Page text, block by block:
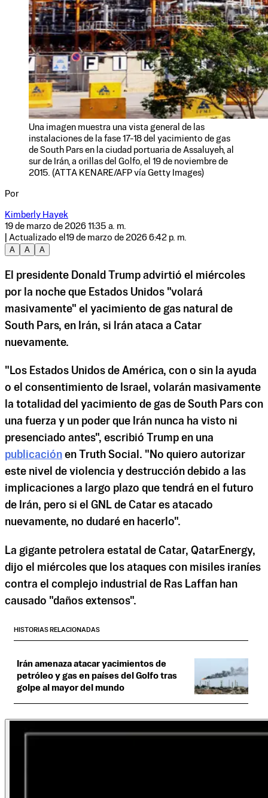
Una imagen muestra una vista general de las
instalaciones de la fase 17-18 del yacimiento de gas
de South Pars en la ciudad portuaria de Assaluyeh, al
sur de Irán, a orillas del Golfo, el 19 de noviembre de
2015. (ATTA KENARE/AFP vía Getty Images)
Por
Kimberly Hayek
19 de marzo de 2026 11:35 a. m.
| Actualizado el 19 de marzo de 2026 6:42 p. m.
A
A A
El presidente Donald Trump advirtió el miércoles
por la noche que Estados Unidos "volará
masivamente" el yacimiento de gas natural de
South Pars, en Irán, si Irán ataca a Catar
nuevamente.
"Los Estados Unidos de América, con o sin la ayuda
o el consentimiento de Israel, volarán masivamente
la totalidad del yacimiento de gas de South Pars con
una fuerza y un poder que Irán nunca ha visto ni
presenciado antes", escribió Trump en una
publicación en Truth Social. "No quiero autorizar
este nivel de violencia y destrucción debido a las
implicaciones a largo plazo que tendrá en el futuro
de Irán, pero si el GNL de Catar es atacado
nuevamente, no dudaré en hacerlo".
La gigante petrolera estatal de Catar, QatarEnergy,
dijo el miércoles que los ataques con misiles iraníes
contra el complejo industrial de Ras Laffan han
causado "daños extensos".
HISTORIAS RELACIONADAS
Irán amenaza atacar yacimientos de
petróleo y gas en países del Golfo tras
golpe al mayor del mundo